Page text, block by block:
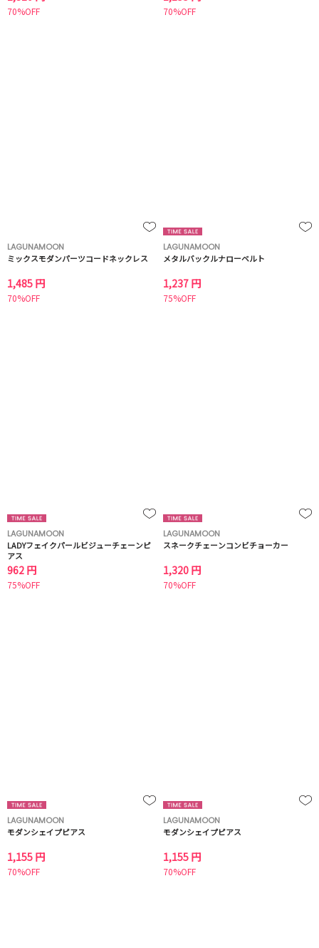
70%OFF 70%OFF
LAGUNAMOON
ミックスモダンパーツコードネックレス
1,485 円
70%OFF
LAGUNAMOON
メタルバックルナローベルト
1,237 円
75%OFF
LAGUNAMOON
LADYフェイクパールビジューチェーンピ
アス
962 円
75%OFF
LAGUNAMOON
スネークチェーンコンビチョーカー
1,320 円
70%OFF
LAGUNAMOON
モダンシェイプピアス
1,155 円
70%OFF
LAGUNAMOON
モダンシェイプピアス
1,155 円
70%OFF